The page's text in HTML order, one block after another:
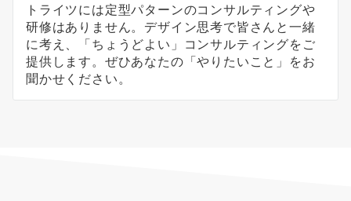
トライツには定型パターンのコンサルティングや
研修はありません。デザイン思考で皆さんと一緒
に考え、「ちょうどよい」コンサルティングをご
提供します。ぜひあなたの「やりたいこと」をお
聞かせください。